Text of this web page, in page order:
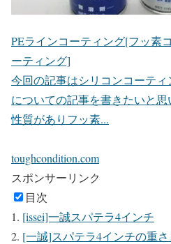
PEラインコーティング[フッ素
ーティング]
今回の記事はシリコンコーテ
についての記事を書きたいと
性質がありフッ素...
toughcondition.com
スポンサーリンク
目次
[issei]一誠スパテラ4インチ
[一誠]スパテラ4インチの重